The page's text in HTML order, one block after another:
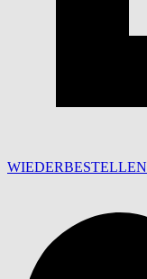
WIEDERBESTELLEN